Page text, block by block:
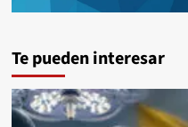
Te pueden interesar